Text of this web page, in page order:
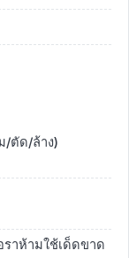
/ตัด/ล้าง)
าห้ามใช้เด็ดขาด